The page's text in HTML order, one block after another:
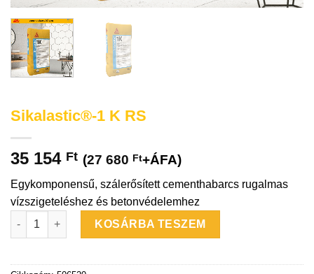
Sikalastic®-1 K RS
35 154 Ft (27 680 Ft+ÁFA)
Egykomponensű, szálerősített cementhabarcs rugalmas
vízszigeteléshez és betonvédelemhez
Sikalastic®-1 K RS mennyiség
KOSÁRBA TESZEM